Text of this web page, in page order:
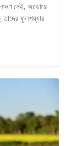
নেই, অঝোরে
তাদের ফুলশয্যার